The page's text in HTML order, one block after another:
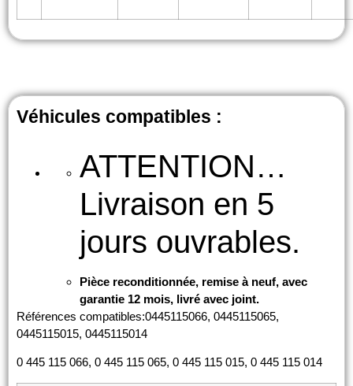
Véhicules compatibles :
ATTENTION…
Livraison en 5
jours ouvrables.
Pièce reconditionnée, remise à neuf, avec
garantie 12 mois, livré avec joint.
Références compatibles:0445115066, 0445115065,
0445115015, 0445115014
0 445 115 066, 0 445 115 065, 0 445 115 015, 0 445 115 014